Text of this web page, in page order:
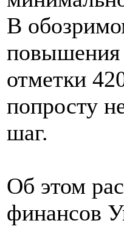
В
повышения
отметки
попросту
шаг.
Об этом
финансов